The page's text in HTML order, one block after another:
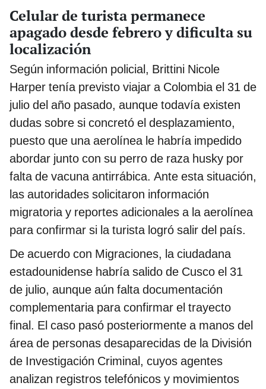
Celular de turista permanece
apagado desde febrero y dificulta su
localización
Según información policial, Brittini Nicole
Harper tenía previsto viajar a Colombia el 31 de
julio del año pasado, aunque todavía existen
dudas sobre si concretó el desplazamiento,
puesto que una aerolínea le habría impedido
abordar junto con su perro de raza husky por
falta de vacuna antirrábica. Ante esta situación,
las autoridades solicitaron información
migratoria y reportes adicionales a la aerolínea
para confirmar si la turista logró salir del país.
De acuerdo con Migraciones, la ciudadana
estadounidense habría salido de Cusco el 31
de julio, aunque aún falta documentación
complementaria para confirmar el trayecto
final. El caso pasó posteriormente a manos del
área de personas desaparecidas de la División
de Investigación Criminal, cuyos agentes
analizan registros telefónicos y movimientos